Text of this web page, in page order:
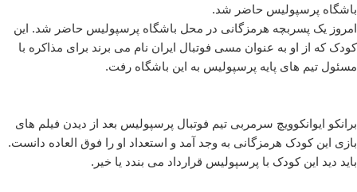
باشگاه پرسپولیس حاضر شد.
امروز یک پسربچه هرمزگانی در محل باشگاه پرسپولیس حاضر شد. این
کودک که از او به عنوان مسی فوتبال ایران نام می برند برای مذاکره با
مسئول تیم های پایه پرسپولیس به این باشگاه رفت.
برانکو ایوانکوویچ سرمربی تیم فوتبال پرسپولیس بعد از دیدن فیلم های
بازی این کودک هرمزگانی به وجد آمد و استعداد او را فوق العاده دانست.
باید دید این کودک با پرسپولیس قرارداد می بندد یا خیر.